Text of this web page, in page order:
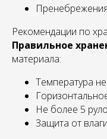
Рекомендации по
Правильное
материала:
Температура
Не более 5
Защита от влаги